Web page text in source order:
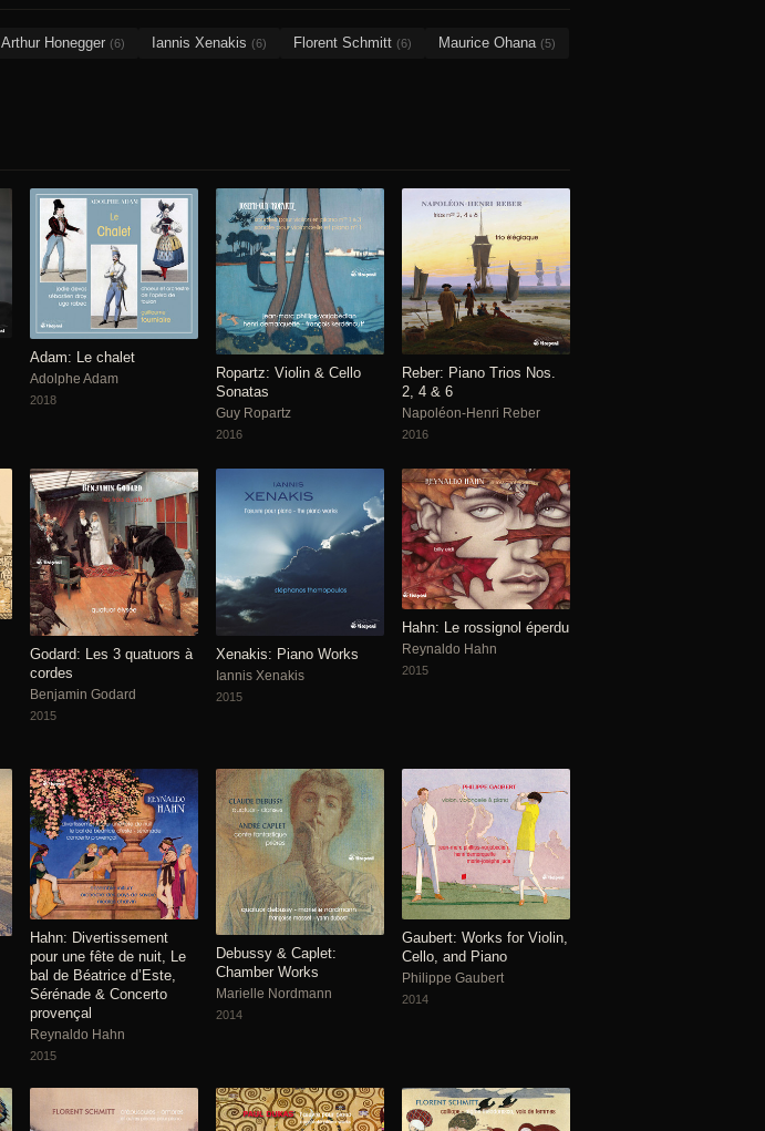
Arthur Honegger (6) Iannis Xenakis (6) Florent Schmitt (6) Maurice Ohana (5)
Adam: Le chalet
Adolphe Adam
2018
Ropartz: Violin & Cello
Sonatas
Guy Ropartz
2016
Reber: Piano Trios Nos.
2, 4 & 6
Napoléon-Henri Reber
2016
Godard: Les 3 quatuors à
cordes
Benjamin Godard
2015
Xenakis: Piano Works
Iannis Xenakis
2015
Hahn: Le rossignol éperdu
Reynaldo Hahn
2015
Hahn: Divertissement
pour une fête de nuit, Le
bal de Béatrice d’Este,
Sérénade & Concerto
provençal
Reynaldo Hahn
2015
Debussy & Caplet:
Chamber Works
Marielle Nordmann
2014
Gaubert: Works for Violin,
Cello, and Piano
Philippe Gaubert
2014